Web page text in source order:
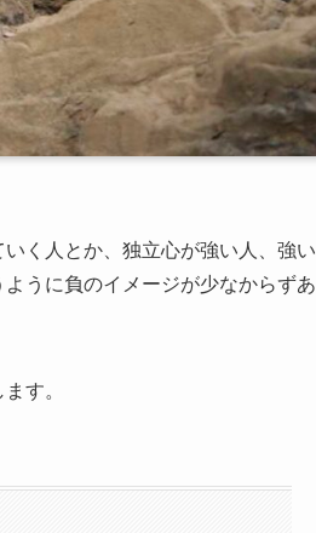
く人とか、独立心が強い人、強い
うに負のイメージが少なからずあ
す。